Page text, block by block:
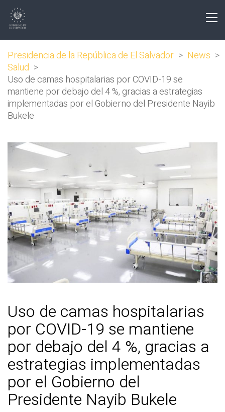
Presidencia de la República de El Salvador > News >
Salud >
Uso de camas hospitalarias por COVID-19 se
mantiene por debajo del 4 %, gracias a estrategias
implementadas por el Gobierno del Presidente Nayib
Bukele
Uso de camas hospitalarias
por COVID-19 se mantiene
por debajo del 4 %, gracias a
estrategias implementadas
por el Gobierno del
Presidente Nayib Bukele